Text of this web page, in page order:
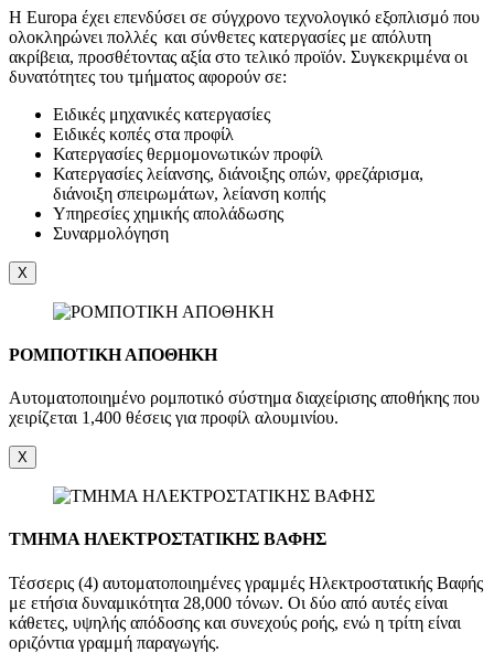
Η Europa έχει επενδύσει σε σύγχρονο τεχνολογικό εξοπλισμό που
ολοκληρώνει πολλές και σύνθετες κατεργασίες με απόλυτη
ακρίβεια, προσθέτοντας αξία στο τελικό προϊόν. Συγκεκριμένα οι
δυνατότητες του τμήματος αφορούν σε:
Ειδικές μηχανικές κατεργασίες
Ειδικές κοπές στα προφίλ
Κατεργασίες θερμομονωτικών προφίλ
Κατεργασίες λείανσης, διάνοιξης οπών, φρεζάρισμα,
διάνοιξη σπειρωμάτων, λείανση κοπής
Υπηρεσίες χημικής απολάδωσης
Συναρμολόγηση
X
ΡΟΜΠΟΤΙΚΗ ΑΠΟΘΗΚΗ
Αυτοματοποιημένο ρομποτικό σύστημα διαχείρισης αποθήκης που
χειρίζεται 1,400 θέσεις για προφίλ αλουμινίου.
X
ΤΜΗΜΑ ΗΛΕΚΤΡΟΣΤΑΤΙΚΗΣ ΒΑΦΗΣ
Τέσσερις (4) αυτοματοποιημένες γραμμές Ηλεκτροστατικής Βαφής
με ετήσια δυναμικότητα 28,000 τόνων. Οι δύο από αυτές είναι
κάθετες, υψηλής απόδοσης και συνεχούς ροής, ενώ η τρίτη είναι
οριζόντια γραμμή παραγωγής.